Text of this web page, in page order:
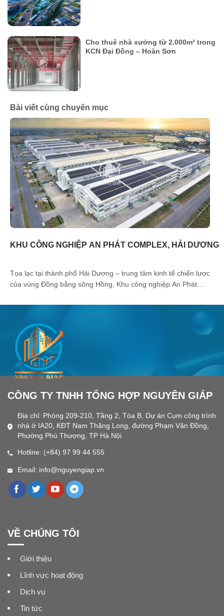
Cho thuê nhà xưởng từ 2.000m² trong
KCN Đại Đồng – Hoàn Sơn
Bài viết cùng chuyên mục
KHU CÔNG NGHIỆP AN PHÁT COMPLEX, HẢI DƯƠNG
Tọa lạc tại thành phố Hải Dương – trung tâm kinh tế chiến lược
của vùng Đồng bằng sông Hồng, Khu công nghiệp An Phát
phát triển bền vững.
CÔNG TY TNHH TỔNG HỢP NGUYÊN GIÁP
Địa chỉ: Phòng 209-210, Tầng 2, Tòa B, Dự án Cụm công trình
nhà ở IA20, KĐT Nam Thăng Long, đường Phạm Văn Đồng,
Phường Phú Thượng, TP Hà Nội
Hotline: (+84) 97 99 44 555
Email: info@nguyengiap.vn
VỀ CHÚNG TÔI
Giới thiệu
Lĩnh vực hoạt động
Dịch vụ
Tin tức